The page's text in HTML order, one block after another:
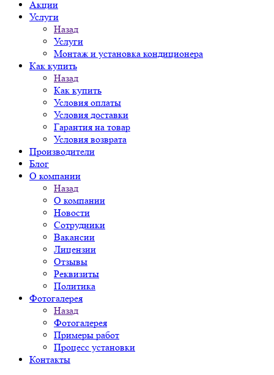
Акции
Услуги
Назад
Услуги
Монтаж и установка кондиционера
Как купить
Назад
Как купить
Условия оплаты
Условия доставки
Гарантия на товар
Условия возврата
Производители
Блог
О компании
Назад
О компании
Новости
Сотрудники
Вакансии
Лицензии
Отзывы
Реквизиты
Политика
Фотогалерея
Назад
Фотогалерея
Примеры работ
Процесс установки
Контакты